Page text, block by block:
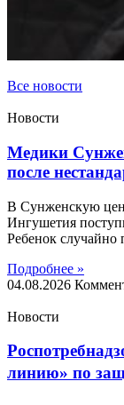
Все новости
Новости
Медики
после
В Сунженскую
Ингушетия
Ребенок случайно
Подробнее »
04.08.2026
Новости
линию» по